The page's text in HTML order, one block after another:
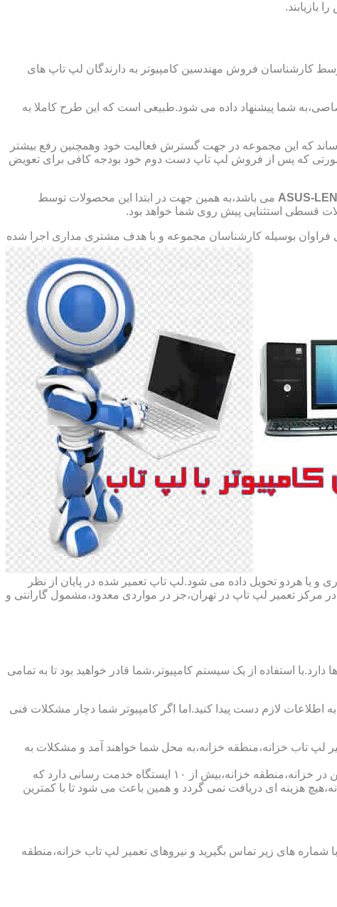
بازیابند.
کارشناسان فروش مهندسین کامپیوتر به دارندگان لپ تاپ های
شما پیشنهاد داده می شود.طبیعی است که این طرح کاملا به
که این مجموعه در جهت گسترش فعالیت خود وهمچنین رفع بیشتر
صورتی که پس از فروش لپ تاپ دست دوم خود بودجه کافی برای تعویض
ASUS- می باشد،به همین جهت در ابتدا این محصولات توسط
قسطی استثنایی پیش روی شما خواهد بود.
بوسیله کارشناسان مجموعه و با هدف مشتری مداری اجرا شده
یا هردو تحویل داده می شود.لپ تاپ تعمیر شده در پایان از نظر
تعمیر لپ تاپ در تهران،جز در مواردی معدود،مشمول گارانتی و
استفاده از یک سیستم کامپیوتر،شما قادر خواهید بود تا به تمامی
اطلاعات لازم دست پیدا کنید.اما اگر کامپیوتر شما دچار مشکلات فنی
لپ تاب خزانه،منطقه خزانه،به محل شما خواهند آمد و مشکلات به
شرکت تعمیر لپ تاب خزانه،منطقه خزانه،دارای اینماد دو ستاره و نماد ساماندهی است که نشان دهنده اعتبار این شرکت است و همچنین در خزانه،منطقه خزانه،بیش از ۱۰ ایستگاه خدمت رسانی دارد که
هزینه ای دریافت نمی گردد و همین باعث می شود تا با کمترین
های زیر تماس بگیرید و نیروهای تعمیر لپ تاب خزانه،منطقه